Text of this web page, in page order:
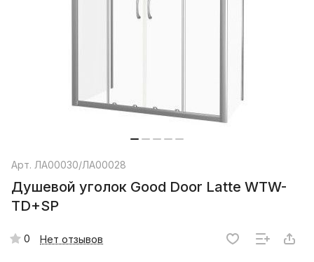
Арт. ЛА00030/ЛА00028
Душевой уголок Good Door Latte WTW-
TD+SP
0 Нет отзывов